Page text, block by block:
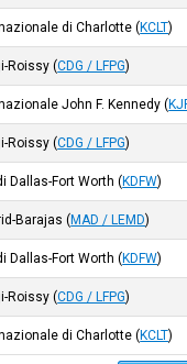
di Charlotte (KCLT)
Roissy (CDG / LFPG)
John F. Kennedy (
Roissy (CDG / LFPG)
Dallas-Fort Worth (KDFW)
Barajas (MAD / LEMD)
Dallas-Fort Worth (KDFW)
Roissy (CDG / LFPG)
di Charlotte (KCLT)